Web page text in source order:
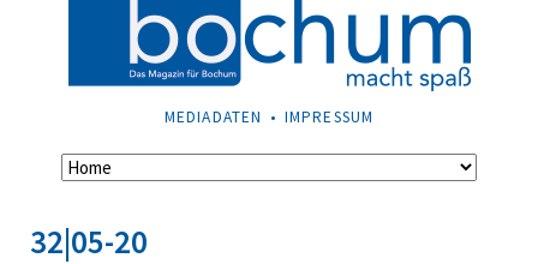
NAVIGATION
MEDIADATEN IMPRESSUM
Navigation
32|05-20